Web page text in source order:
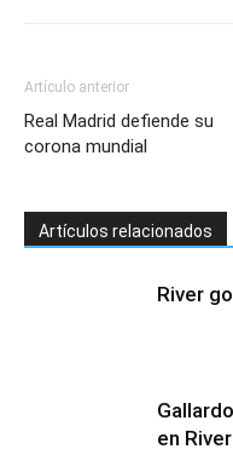
Artículo anterior
Real Madrid defiende su
corona mundial
Artículos relacionados
River
en River